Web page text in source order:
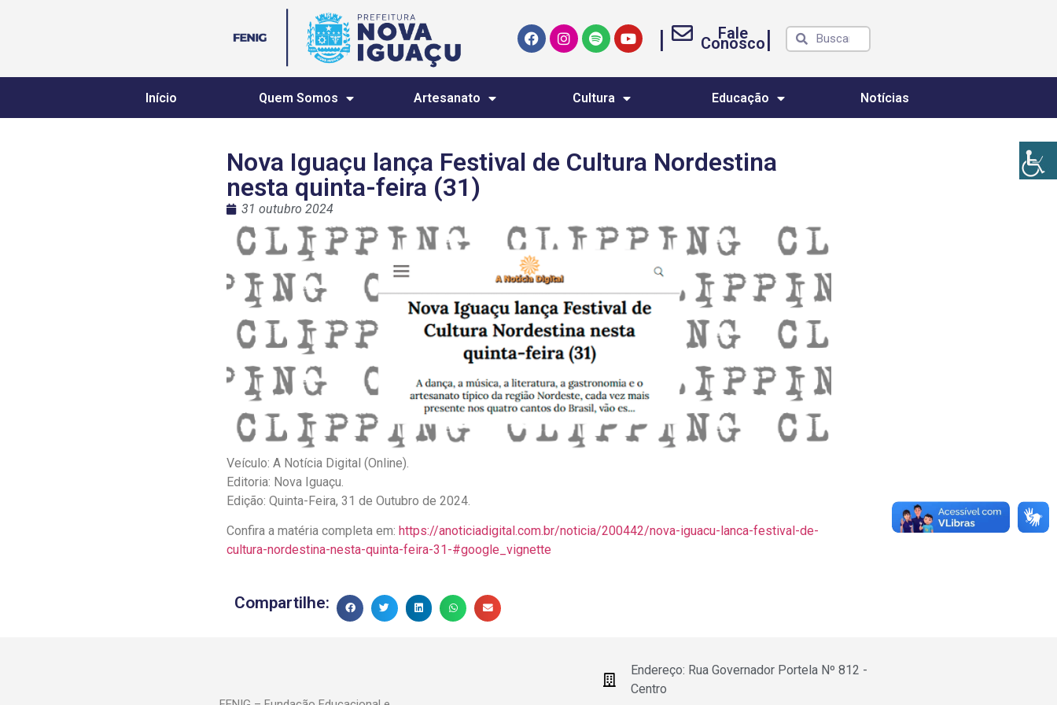
| Fale
Conosco|
Início Quem Somos Artesanato Cultura Educação Notícias
Nova Iguaçu lança Festival de Cultura Nordestina
nesta quinta-feira (31)
31 outubro 2024
Veículo: A Notícia Digital (Online).
Editoria: Nova Iguaçu.
Edição: Quinta-Feira, 31 de Outubro de 2024.
Confira a matéria completa em: https://anoticiadigital.com.br/noticia/200442/nova-iguacu-lanca-festival-de-
cultura-nordestina-nesta-quinta-feira-31-#google_vignette
Compartilhe:
Endereço: Rua Governador Portela Nº 812 -
Centro